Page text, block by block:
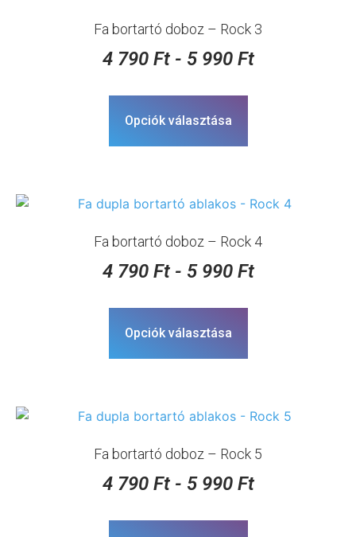
Fa bortartó doboz – Rock 3
4 790 Ft- 5 990 Ft
Opciók választása
Fa bortartó doboz – Rock 4
4 790 Ft- 5 990 Ft
Opciók választása
Fa bortartó doboz – Rock 5
4 790 Ft- 5 990 Ft